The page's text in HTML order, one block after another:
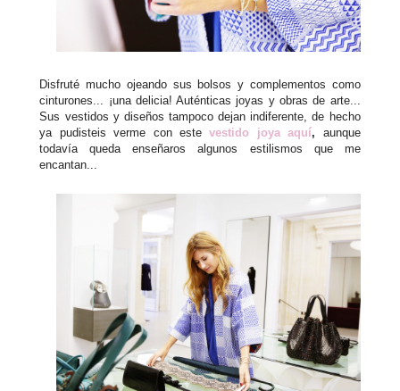
Disfruté mucho ojeando sus bolsos y complementos como
cinturones... ¡una delicia! Auténticas joyas y obras de arte...
Sus vestidos y diseños tampoco dejan indiferente, de hecho
ya pudisteis verme con estevestido joya aquí, aunque
todavía queda enseñaros algunos estilismos que me
encantan...